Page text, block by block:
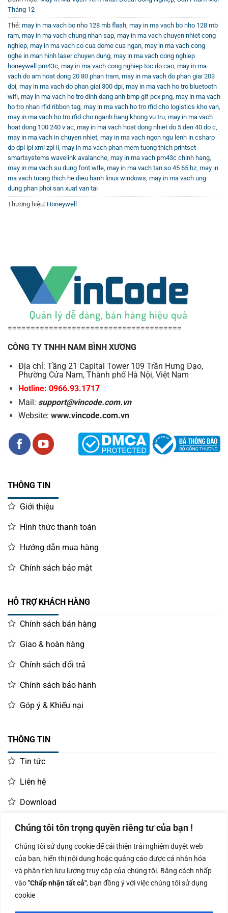
Chúng tôi tôn trọng quyền riêng tư của bạn !
Chúng tôi sử dụng cookie để cải thiện trải nghiệm duyệt web
của bạn, hiển thị nội dung hoặc quảng cáo được cá nhân hóa
và phân tích lưu lượng truy cập của chúng tôi. Bằng cách nhấp
vào"Chấp nhận tất cả", bạn đồng ý với việc chúng tôi sử dụng
cookie
In tem nhãn sản phẩm, bao bì trong dây chuyền sản
xuất
In nhãn vận chuyển trong các kho hàng, trung tâm phân
phối
Quản lý tài sản và kiểm soát hàng tồn kho
Dán nhãn bưu kiện, kiện hàng tại các trung tâm logistics
Với tính năng ứng dụng chạy trực tiếp trên máy, PM43C
còn có thể điều khiển các thiết bị ngoại vi như máy quét,
cân, bàn phím mà không cần máy tính trung gian.
Liên hệ và tham khảo thêm
Để biết thêm thông tin chi tiết và được tư vấn lựa chọn
Máy In Mã Vạch Công Nghiệp
nghiệp, quý khách vui lòng truy cập website của Vincode.
Tháng 12
Thẻ: may in ma vach bo nho 128 mb flash may in ma vach bo nho 128 mb
ram may in ma vach chung nhan sap may in ma vach chuyen nhiet cong
nghiep may in ma vach co cua dome cua ngan may in ma vach cong
nghe in man hinh laser chuyen dung may in ma vach cong nghiep
honeywell pm43c may in ma vach cong nghiep toc do cao may in ma
vach do am hoat dong 20 80 phan tram may in ma vach do phan giai 203
dpi may in ma vach do phan giai 300 dpi may in ma vach ho tro bluetooth
wifi may in ma vach ho tro dinh dang anh bmp gif pcx png may in ma vach
ho tro nhan rfid ribbon tag may in ma vach ho tro rfid cho logistics kho van
may in ma vach ho tro rfid cho nganh hang khong vu tru may in ma vach
hoat dong 100 240 v ac may in ma vach hoat dong nhiet do 5 den 40 do c
may in ma vach in chuyen nhiet may in ma vach ngon ngu lenh in csharp
dp dpl ipl xml zpl ii may in ma vach phan mem tuong thich printset
smartsystems wavelink avalanche may in ma vach pm43c chinh hang
may in ma vach su dung font wtle may in ma vach tan so 45 65 hz may in
ma vach tuong thich he dieu hanh linux windows may in ma vach ung
dung phan phoi san xuat van tai
Thương hiệu: Honeywell
======================================
CÔNG TY TNHH NAM BÌNH XƯƠNG
Địa chỉ: Tầng 21 Capital Tower 109 Trần Hưng Đạo,
Phường Cửa Nam, Thành phố Hà Nội, Việt Nam
Hotline: 0966.93.1717
Mail: support@vincode.com.vn
Website: www.vincode.com.vn
THÔNG TIN
Giới thiệu
Hình thức thanh toán
Hướng dẫn mua hàng
Chính sách bảo mật
HỖ TRỢ KHÁCH HÀNG
Chính sách bán hàng
Giao & hoàn hàng
Chính sách đổi trả
Chính sách bảo hành
Góp ý & Khiếu nại
THÔNG TIN
Tin tức
Liên hệ
Download
LIÊN HỆ MUA HÀNG
Kinh doanh:
0966.93.1717
KD Dự Án: 0987
835 345
Kế Toán:
0987.919.040